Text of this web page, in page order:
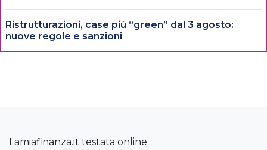
Ristrutturazioni, case più “green” dal 3 agosto:
nuove regole e sanzioni
Lamiafinanza.it testata online